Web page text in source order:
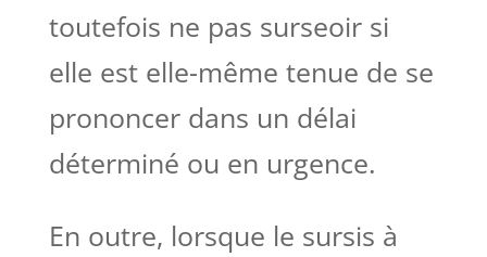
toutefois ne pas surseoir si
elle est elle-même tenue de se
prononcer dans un délai
déterminé ou en urgence.
En outre, lorsque le sursis à